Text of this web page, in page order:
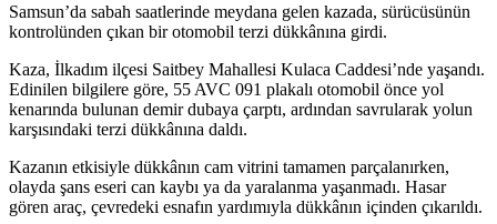
Samsun’da sabah saatlerinde meydana gelen kazada, sürücüsünün
kontrolünden çıkan bir otomobil terzi dükkânına girdi.
Kaza, İlkadım ilçesi Saitbey Mahallesi Kulaca Caddesi’nde yaşandı.
Edinilen bilgilere göre, 55 AVC 091 plakalı otomobil önce yol
kenarında bulunan demir dubaya çarptı, ardından savrularak yolun
karşısındaki terzi dükkânına daldı.
Kazanın etkisiyle dükkânın cam vitrini tamamen parçalanırken,
olayda şans eseri can kaybı ya da yaralanma yaşanmadı. Hasar
gören araç, çevredeki esnafın yardımıyla dükkânın içinden çıkarıldı.